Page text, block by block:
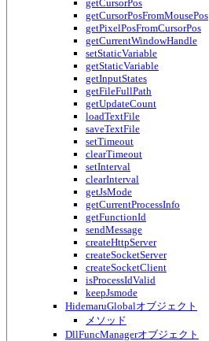
getCursorPos
getCursorPosFromMousePos
getPixelPosFromCursorPos
getCurrentWindowHandle
setStaticVariable
getStaticVariable
getInputStates
getFileFullPath
getUpdateCount
loadTextFile
saveTextFile
setTimeout
clearTimeout
setInterval
clearInterval
getJsMode
getCurrentProcessInfo
getFunctionId
sendMessage
createHttpServer
createSocketServer
createSocketClient
isProcessIdValid
keepJsmode
HidemaruGlobalオブジェクト
メソッド
DllFuncManagerオブジェクト